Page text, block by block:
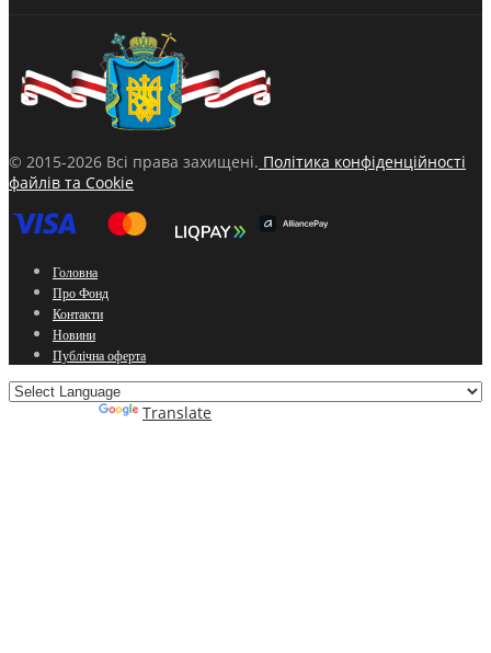
© 2015-2026 Всі права захищені. Політика конфіденційності
файлів та Cookie
Головна
Про Фонд
Контакти
Новини
Публічна оферта
Translate